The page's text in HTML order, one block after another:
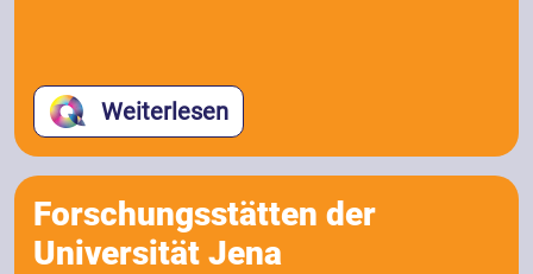
Weiterlesen
Forschungsstätten der
Universität Jena